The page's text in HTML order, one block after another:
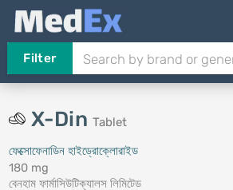
Filter
X-Din Tablet
ফেক্সোফেনাডিন হাইড্রোক্লোরাইড
180 mg
বেনহাম ফার্মাসিউটিক্যালস লিমিটেড